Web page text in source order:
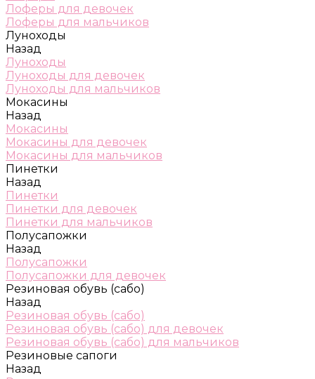
Лоферы для девочек
Лоферы для мальчиков
Луноходы
Назад
Луноходы
Луноходы для девочек
Луноходы для мальчиков
Мокасины
Назад
Мокасины
Мокасины для девочек
Мокасины для мальчиков
Пинетки
Назад
Пинетки
Пинетки для девочек
Пинетки для мальчиков
Полусапожки
Назад
Полусапожки
Полусапожки для девочек
Резиновая обувь (сабо)
Назад
Резиновая обувь (сабо)
Резиновая обувь (сабо) для девочек
Резиновая обувь (сабо) для мальчиков
Резиновые сапоги
Назад